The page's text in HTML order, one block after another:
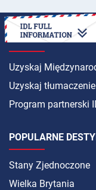
INSTRUKCJA
Uzyskaj
Uzyskaj
Program partnerski
POPULARNE
Stany Zjednoczone
Wielka Brytania